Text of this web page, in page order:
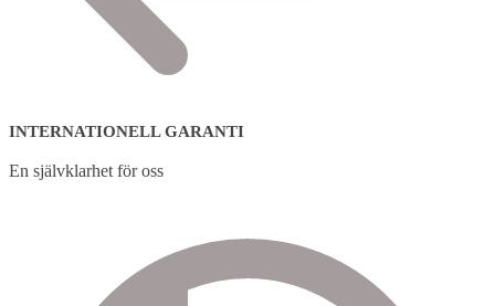
INTERNATIONELL GARANTI
En självklarhet för oss